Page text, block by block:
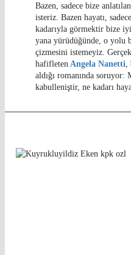
Bazen, sadece bize
isteriz. Bazen hayatı,
kadarıyla görmektir bize
yana yürüdüğünde, o yolu
çizmesini istemeyiz.
hafifleten Angela Nanetti,
aldığı romanında
kabulleniştir, ne kadarı